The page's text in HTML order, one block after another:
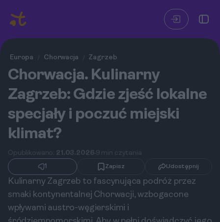
Europa / Chorwacja / Zagrzeb
Chorwacja. Kulinarny
Zagrzeb: Gdzie zjeść lokalne
specjały i poczuć miejski
klimat?
Opublikowano: 21.03.2026 9 min czytania
1
Zapisz Udostępnij
Kulinarny Zagrzeb to fascynująca podróż przez
smaki kontynentalnej Chorwacji, wzbogacone
wpływami austro-węgierskimi i